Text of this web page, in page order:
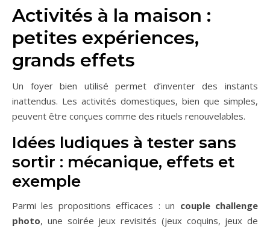
Activités à la maison :
petites expériences,
grands effets
Un foyer bien utilisé permet d’inventer des instants
inattendus. Les activités domestiques, bien que simples,
peuvent être conçues comme des rituels renouvelables.
Idées ludiques à tester sans
sortir : mécanique, effets et
exemple
Parmi les propositions efficaces : un couple challenge
photo, une soirée jeux revisités (jeux coquins, jeux de